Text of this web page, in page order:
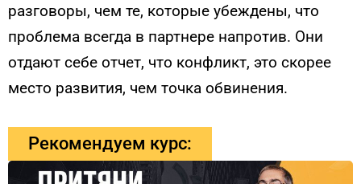
разговоры, чем те, которые убеждены, что
проблема всегда в партнере напротив. Они
отдают себе отчет, что конфликт, это скорее
место развития, чем точка обвинения.
Рекомендуем курс: